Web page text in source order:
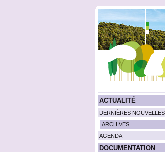
ACTUALITÉ
DERNIÈRES NOUVELLES
ARCHIVES
AGENDA
DOCUMENTATION